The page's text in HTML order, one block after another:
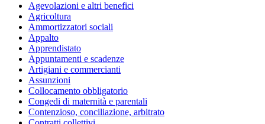
Agevolazioni e altri benefici
Agricoltura
Ammortizzatori sociali
Appalto
Apprendistato
Appuntamenti e scadenze
Artigiani e commercianti
Assunzioni
Collocamento obbligatorio
Congedi di maternità e parentali
Contenzioso, conciliazione, arbitrato